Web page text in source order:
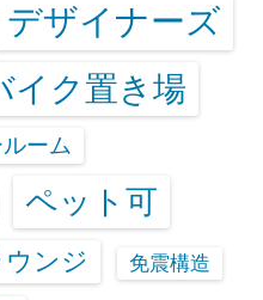
デザイナーズ
イク置き場
ーム
ペット可
ウンジ 免震構造